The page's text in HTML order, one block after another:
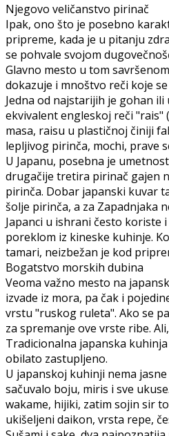
Njegovo veličanstvo pirinač
Ipak, ono što je posebno
pripreme, kada je u pitanju
se pohvale svojom
Glavno mesto u tom
dokazuje i mnoštvo reči koje
Jedna od najstarijih je gohan
ekvivalent engleskoj reči
masa, raisu u plastičnoj činiji
lepljivog pirinča, mochi, prave
U Japanu, posebna je
drugačije tretira pirinač gajen
pirinča. Dobar japanski kuvar
šolje pirinča, a za Zapadnjaka
Japanci u ishrani često koriste
poreklom iz kineske kuhinje.
tamari, neizbežan je kod
Bogatstvo morskih dubina
Veoma važno mesto na
izvade iz mora, pa čak i
vrstu "ruskog ruleta". Ako se
za spremanje ove vrste ribe.
Tradicionalna japanska
obilato zastupljeno.
U japanskoj kuhinji nema
sačuvalo boju, miris i sve
wakame, hijiki, zatim sojin sir
ukišeljeni daikon, vrsta repe,